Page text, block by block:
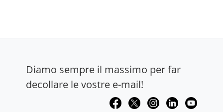
Diamo sempre il massimo per far
decollare le vostre e-mail!